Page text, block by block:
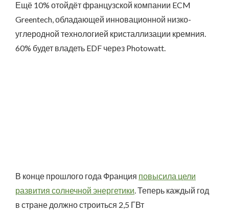
Ещё 10% отойдёт французской компании ECM
Greentech, обладающей инновационной низко-
углеродной технологией кристаллизации кремния.
60% будет владеть EDF через Photowatt.
В конце прошлого года Франция повысила цели
развития солнечной энергетики . Теперь каждый год
в стране должно строиться 2,5 ГВт